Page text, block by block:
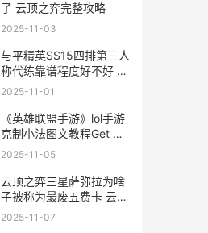
了 云顶之弈完整攻略
2025-11-03
与平精英SS15四排第三人
称代练靠谱程度好不好 和
平精英ss14内容
2025-11-01
《英雄联盟手游》lol手游
克制小法图文教程Get 国
服如何克制小法
2025-11-05
云顶之弈三星萨弥拉为啥
子被称为最废五费卡 云顶
之弈三星莎弥拉
2025-11-07